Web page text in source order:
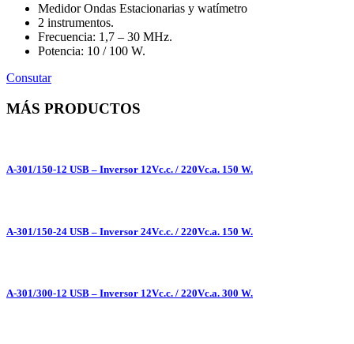
Medidor Ondas Estacionarias y watímetro
2 instrumentos.
Frecuencia: 1,7 – 30 MHz.
Potencia: 10 / 100 W.
Consutar
MÁS PRODUCTOS
A-301/150-12 USB – Inversor 12Vc.c. / 220Vc.a. 150 W.
A-301/150-24 USB – Inversor 24Vc.c. / 220Vc.a. 150 W.
A-301/300-12 USB – Inversor 12Vc.c. / 220Vc.a. 300 W.